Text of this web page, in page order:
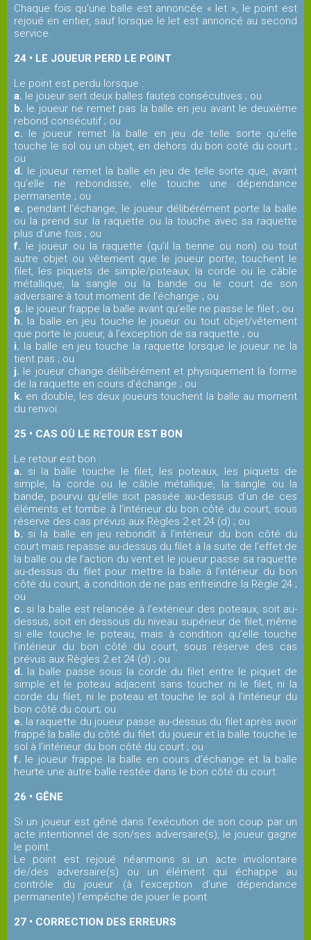
Chaque fois qu’une balle est annoncée « let », le point est
rejoué en entier, sauf lorsque le let est annoncé au second
service.
24 • LE JOUEUR PERD LE POINT
Le point est perdu lorsque :
a. le joueur sert deux balles fautes consécutives ; ou
b. le joueur ne remet pas la balle en jeu avant le deuxième
rebond consécutif ; ou
c. le joueur remet la balle en jeu de telle sorte qu’elle
touche le sol ou un objet, en dehors du bon coté du court ;
ou
d. le joueur remet la balle en jeu de telle sorte que, avant
qu’elle ne rebondisse, elle touche une dépendance
permanente ; ou
e. pendant l’échange, le joueur délibérément porte la balle
ou la prend sur la raquette ou la touche avec sa raquette
plus d’une fois ; ou
f. le joueur ou la raquette (qu’il la tienne ou non) ou tout
autre objet ou vêtement que le joueur porte, touchent le
filet, les piquets de simple/poteaux, la corde ou le câble
métallique, la sangle ou la bande ou le court de son
adversaire à tout moment de l’échange ; ou
g. le joueur frappe la balle avant qu’elle ne passe le filet ; ou
h. la balle en jeu touche le joueur ou tout objet/vêtement
que porte le joueur, à l’exception de sa raquette ; ou
i. la balle en jeu touche la raquette lorsque le joueur ne la
tient pas ; ou
j. le joueur change délibérément et physiquement la forme
de la raquette en cours d’échange ; ou
k. en double, les deux joueurs touchent la balle au moment
du renvoi.
25 • CAS OÙ LE RETOUR EST BON
Le retour est bon :
a. si la balle touche le filet, les poteaux, les piquets de
simple, la corde ou le câble métallique, la sangle ou la
bande, pourvu qu’elle soit passée au-dessus d’un de ces
éléments et tombe à l’intérieur du bon côté du court, sous
réserve des cas prévus aux Règles 2 et 24 (d) ; ou
b. si la balle en jeu rebondit à l’intérieur du bon côté du
court mais repasse au-dessus du filet à la suite de l’effet de
la balle ou de l’action du vent et le joueur passe sa raquette
au-dessus du filet pour mettre la balle à l’intérieur du bon
côté du court, à condition de ne pas enfreindre la Règle 24 ;
ou
c. si la balle est relancée à l’extérieur des poteaux, soit au-
dessus, soit en dessous du niveau supérieur de filet, même
si elle touche le poteau, mais à condition qu’elle touche
l’intérieur du bon côté du court, sous réserve des cas
prévus aux Règles 2 et 24 (d) ; ou
d. la balle passe sous la corde du filet entre le piquet de
simple et le poteau adjacent sans toucher ni le filet, ni la
corde du filet, ni le poteau et touche le sol à l’intérieur du
bon côté du court; ou
e. la raquette du joueur passe au-dessus du filet après avoir
frappé la balle du côté du filet du joueur et la balle touche le
sol à l’intérieur du bon côté du court ; ou
f. le joueur frappe la balle en cours d’échange et la balle
heurte une autre balle restée dans le bon côté du court.
26 • GÊNE
Si un joueur est gêné dans l’exécution de son coup par un
acte intentionnel de son/ses adversaire(s), le joueur gagne
le point.
Le point est rejoué néanmoins si un acte involontaire
de/des adversaire(s) ou un élément qui échappe au
contrôle du joueur (à l’exception d’une dépendance
permanente) l’empêche de jouer le point.
27 • CORRECTION DES ERREURS